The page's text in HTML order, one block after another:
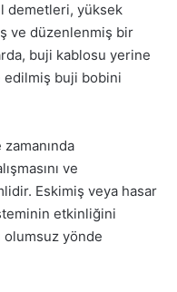
demetleri, yüksek
ve düzenlenmiş bir
buji kablosu yerine
buji bobini
ve
Eskimiş veya hasar
etkinliğini
olumsuz yönde